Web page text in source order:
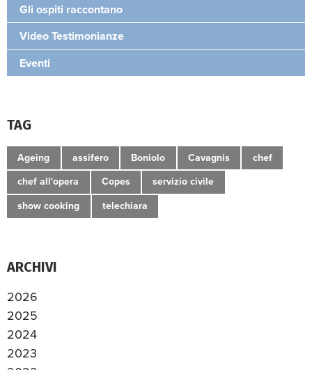
Gli ospiti raccontano
Video Testimonianze
Eventi
TAG
Ageing assifero Boniolo Cavagnis chef
chef all'opera Copes servizio civile
show cooking telechiara
ARCHIVI
2026
2025
2024
2023